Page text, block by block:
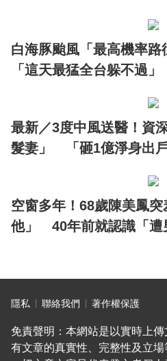
白海豚颱風「最高機率
「這天最猛全台躲不過」
最新／3度中風送醫！資
髮妻」 「砸1億淨身出
空窗多年！68歲陳美鳳突
他」 40年前就認識「遭
隱私 聯絡我們 著作權保護
免責聲明：本網站是以實時上
有文章的真實性、完整性及立